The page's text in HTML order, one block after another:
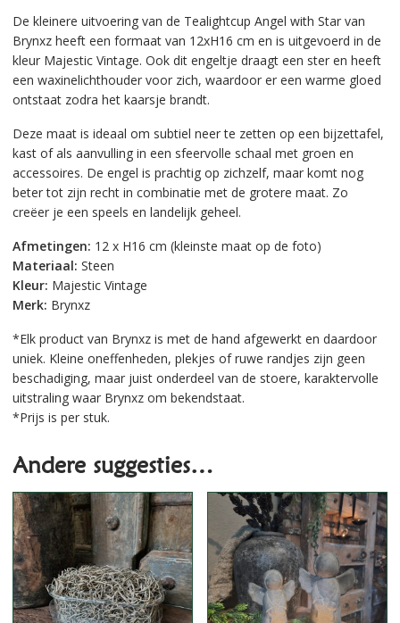
De kleinere uitvoering van de Tealightcup Angel with Star van
Brynxz heeft een formaat van 12xH16 cm en is uitgevoerd in de
kleur Majestic Vintage. Ook dit engeltje draagt een ster en heeft
een waxinelichthouder voor zich, waardoor er een warme gloed
ontstaat zodra het kaarsje brandt.
Deze maat is ideaal om subtiel neer te zetten op een bijzettafel,
kast of als aanvulling in een sfeervolle schaal met groen en
accessoires. De engel is prachtig op zichzelf, maar komt nog
beter tot zijn recht in combinatie met de grotere maat. Zo
creëer je een speels en landelijk geheel.
Afmetingen: 12 x H16 cm (kleinste maat op de foto)
Materiaal: Steen
Kleur: Majestic Vintage
Merk: Brynxz
*Elk product van Brynxz is met de hand afgewerkt en daardoor
uniek. Kleine oneffenheden, plekjes of ruwe randjes zijn geen
beschadiging, maar juist onderdeel van de stoere, karaktervolle
uitstraling waar Brynxz om bekendstaat.
*Prijs is per stuk.
Andere suggesties…